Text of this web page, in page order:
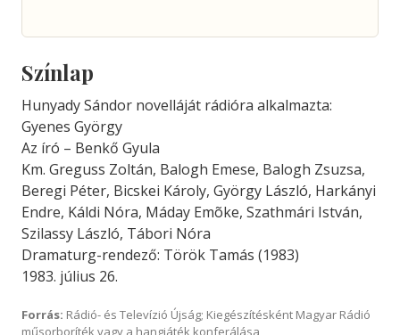
Színlap
Hunyady Sándor novelláját rádióra alkalmazta:
Gyenes György
Az író – Benkő Gyula
Km. Greguss Zoltán, Balogh Emese, Balogh Zsuzsa,
Beregi Péter, Bicskei Károly, György László, Harkányi
Endre, Káldi Nóra, Máday Emõke, Szathmári István,
Szilassy László, Tábori Nóra
Dramaturg-rendező: Török Tamás (1983)
1983. július 26.
Forrás: Rádió- és Televízió Újság; Kiegészítésként Magyar Rádió
műsorboríték vagy a hangjáték konferálása